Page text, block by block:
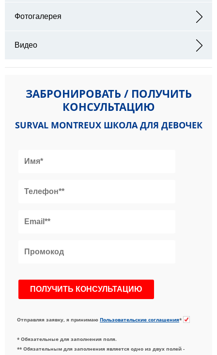
Фотогалерея
Видео
ЗАБРОНИРОВАТЬ / ПОЛУЧИТЬ
КОНСУЛЬТАЦИЮ
SURVAL MONTREUX ШКОЛА ДЛЯ ДЕВОЧЕК
Отправляя заявку, я принимаю Пользовательские соглашения*
* Обязательные для заполнения поля.
** Обязательным для заполнения является одно из двух полей -